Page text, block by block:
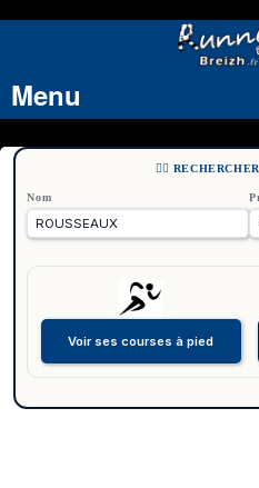
Menu
🏃‍♂️
Nom